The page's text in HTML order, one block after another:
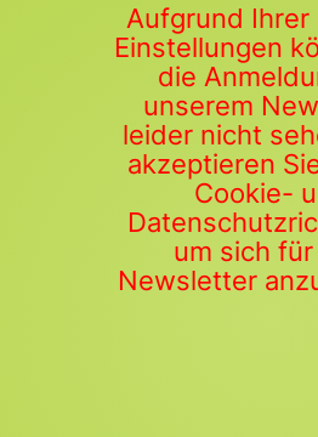
Aufgrund Ihrer
Einstellungen
die
unserem
leider nicht
akzeptieren
Cookie-
um sich
Newsletter